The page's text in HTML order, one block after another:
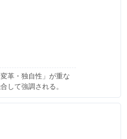
革・独自性」が重な
して強調される。